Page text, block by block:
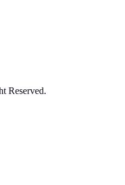
Reserved.